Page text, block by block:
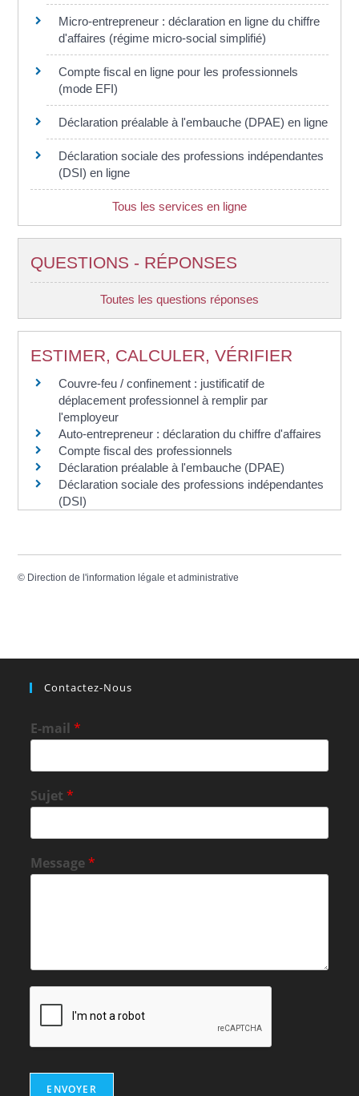
Micro-entrepreneur : déclaration en ligne du chiffre
d'affaires (régime micro-social simplifié)
Compte fiscal en ligne pour les professionnels
(mode EFI)
Déclaration préalable à l'embauche (DPAE) en ligne
Déclaration sociale des professions indépendantes
(DSI) en ligne
Tous les services en ligne
QUESTIONS - RÉPONSES
Toutes les questions réponses
ESTIMER, CALCULER, VÉRIFIER
Couvre-feu / confinement : justificatif de
déplacement professionnel à remplir par
l'employeur
Auto-entrepreneur : déclaration du chiffre d'affaires
Compte fiscal des professionnels
Déclaration préalable à l'embauche (DPAE)
Déclaration sociale des professions indépendantes
(DSI)
© Direction de l'information légale et administrative
Contactez-Nous
E-mail*
Sujet*
Message*
ENVOYER